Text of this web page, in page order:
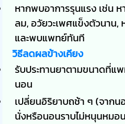
หากพบอาการรุนแรง เช่น ห
ลม, อวัยวะเพศแข็งตัวนาน,
และพบแพทย์ทันที
วิธีลดผลข้างเคียง
รับประทานยาตามขนาดที่แ
นอน
เปลี่ยนอิริยาบถช้า ๆ (จาก
นั่งหรือนอนราบไม่หนุนหมอน